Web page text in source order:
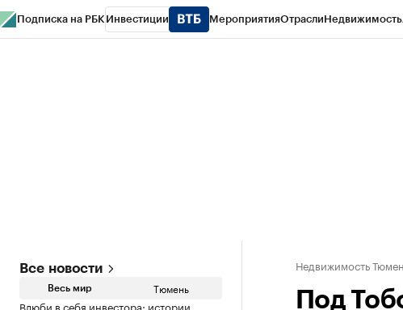
Подписка на РБК Инвестиции МероприятияОтраслиНедвижимость
Все новости
Весь мир Тюмень
Влюби в себя инвестора: истории
Недвижимость
Под